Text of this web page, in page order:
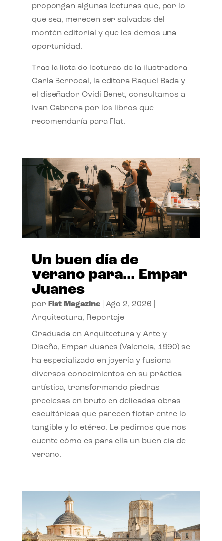
propongan algunas lecturas que, por lo
que sea, merecen ser salvadas del
montón editorial y que les demos una
oportunidad.
Tras la lista de lecturas de la ilustradora
Carla Berrocal, la editora Raquel Bada y
el diseñador Ovidi Benet, consultamos a
Ivan Cabrera por los libros que
recomendaría para Flat.
Un buen día de
verano para… Empar
Juanes
por Flat Magazine| Ago 2, 2026
Arquitectura, Reportaje
Graduada en Arquitectura y Arte y
Diseño, Empar Juanes (Valencia, 1990) se
ha especializado en joyería y fusiona
diversos conocimientos en su práctica
artística, transformando piedras
preciosas en bruto en delicadas obras
escultóricas que parecen flotar entre lo
tangible y lo etéreo. Le pedimos que nos
cuente cómo es para ella un buen día de
verano.